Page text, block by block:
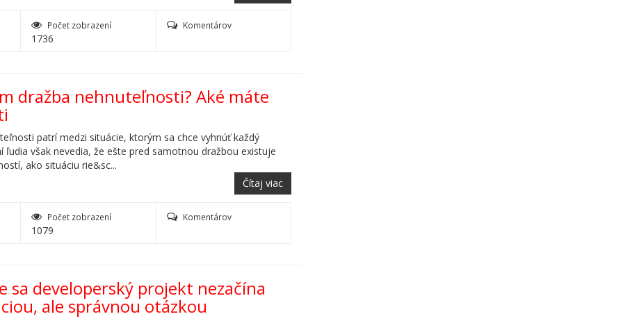
Počet zobrazení
1736
Komentárov
dražba nehnuteľnosti? Aké máte
patrí medzi situácie, ktorým sa chce vyhnúť každý
ľudia však nevedia, že ešte pred samotnou dražbou existuje
ako situáciu rie&sc...
Čítaj viac
Počet zobrazení
1079
Komentárov
sa developerský projekt nezačína
ale správnou otázkou